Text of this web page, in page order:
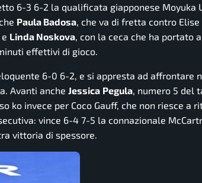
6-3 6-2 la qualificata giapponese Moyuka
Paula Badosa , che va di fretta contro
Linda Noskova , con la ceca che ha portato
effettivi di gioco.
6-0 6-2, e si appresta ad affrontare
Avanti anche Jessica Pegula , numero 5 del
ko invece per Coco Gauff, che non riesce a
vince 6-4 7-5 la connazionale
vittoria di spessore.